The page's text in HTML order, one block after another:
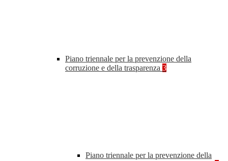
Piano triennale per la prevenzione della
corruzione e della trasparenza 3
Piano triennale per la prevenzione della